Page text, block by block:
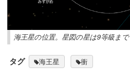
海王星の位置。星図の星は9等級まで
タグ 海王星 衝